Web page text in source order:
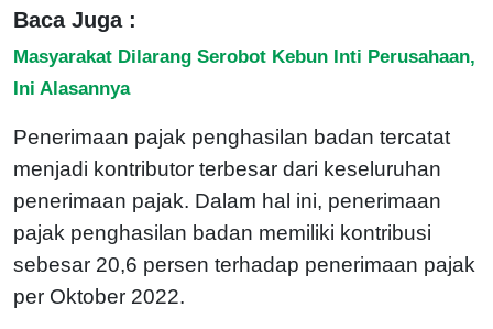
Baca Juga :
Masyarakat Dilarang Serobot Kebun Inti Perusahaan,
Ini Alasannya
Penerimaan pajak penghasilan badan tercatat
menjadi kontributor terbesar dari keseluruhan
penerimaan pajak. Dalam hal ini, penerimaan
pajak penghasilan badan memiliki kontribusi
sebesar 20,6 persen terhadap penerimaan pajak
per Oktober 2022.